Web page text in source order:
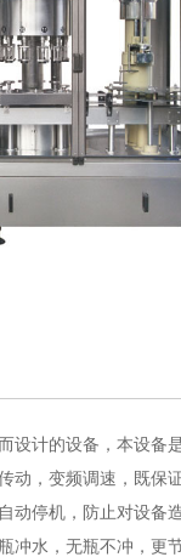
设计的设备，本设备
动，变频调速，既
动停机，防止对设备
冲水，无瓶不冲，